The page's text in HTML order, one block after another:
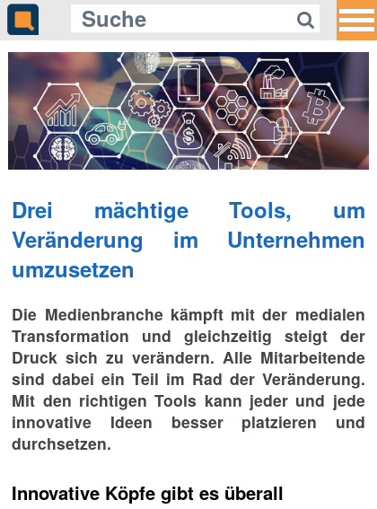
Drei mächtige Tools, um
Veränderung im Unternehmen
umzusetzen
Die Medienbranche kämpft mit der medialen
Transformation und gleichzeitig steigt der
Druck sich zu verändern. Alle Mitarbeitende
sind dabei ein Teil im Rad der Veränderung.
Mit den richtigen Tools kann jeder und jede
innovative Ideen besser platzieren und
durchsetzen.
Innovative Köpfe gibt es überall